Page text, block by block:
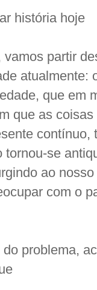
história hoje
partir
atualmente:
que em
que as
contínuo,
se
ao
com o
problema,